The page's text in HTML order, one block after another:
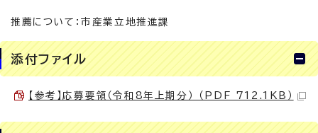
推薦について：市産業立地推進課
添付ファイル
【参考】応募要領（令和8年上期分） （PDF 712.1KB）